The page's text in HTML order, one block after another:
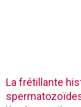
La frétillante